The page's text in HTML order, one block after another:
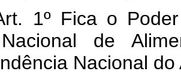
1º Fica o
Nacional de
Nacional